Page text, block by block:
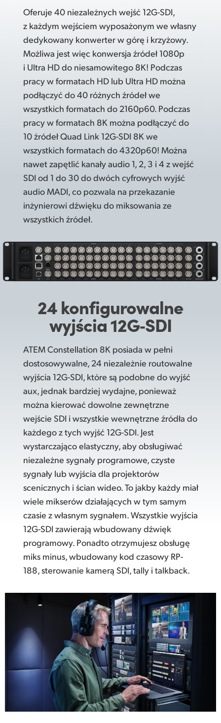
Oferuje 40 niezależnych wejść 12G-SDI,
z każdym wejściem wyposażonym we własny
dedykowany konwerter w górę i krzyżowy.
Możliwa jest więc konwersja źródeł 1080p
i Ultra HD do niesamowitego 8K! Podczas
pracy w formatach HD lub Ultra HD można
podłączyć do 40 różnych źródeł we
wszystkich formatach do 2160p60. Podczas
pracy w formatach 8K można podłączyć do
10 źródeł Quad Link 12G-SDI 8K we
wszystkich formatach do 4320p60! Można
nawet zapętlić kanały audio 1, 2, 3 i 4 z wejść
SDI od 1 do 30 do dwóch cyfrowych wyjść
audio MADI, co pozwala na przekazanie
inżynierowi dźwięku do miksowania ze
wszystkich źródeł.
24 konfigurowalne
wyjścia 12G‑SDI
ATEM Constellation 8K posiada w pełni
dostosowywalne, 24 niezależnie routowalne
wyjścia 12G-SDI, które są podobne do wyjść
aux, jednak bardziej wydajne, ponieważ
można kierować dowolne zewnętrzne
wejście SDI i wszystkie wewnętrzne źródła do
każdego z tych wyjść 12G-SDI. Jest
wystarczająco elastyczny, aby obsługiwać
niezależne sygnały programowe, czyste
sygnały lub wyjścia dla projektorów
scenicznych i ścian wideo. To jakby każdy miał
wiele mikserów działających w tym samym
czasie z własnym sygnałem. Wszystkie wyjścia
12G-SDI zawierają wbudowany dźwięk
programowy. Ponadto otrzymujesz obsługę
miks minus, wbudowany kod czasowy RP-
188, sterowanie kamerą SDI, tally i talkback.